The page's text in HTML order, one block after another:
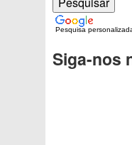
Pesquisa
Siga-nos